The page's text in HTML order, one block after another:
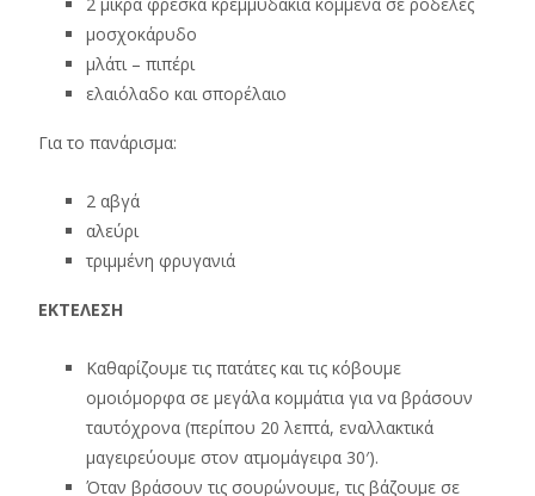
μοσχοκάρυδο
μλάτι – πιπέρι
ελαιόλαδο και σπορέλαιο
Για το πανάρισμα:
2 αβγά
αλεύρι
τριμμένη φρυγανιά
ΕΚΤΕΛΕΣΗ
Καθαρίζουμε τις πατάτες και τις κόβουμε
ομοιόμορφα σε μεγάλα κομμάτια για να βράσουν
ταυτόχρονα (περίπου 20 λεπτά, εναλλακτικά
μαγειρεύουμε στον ατμομάγειρα 30′).
Όταν βράσουν τις σουρώνουμε, τις βάζουμε σε